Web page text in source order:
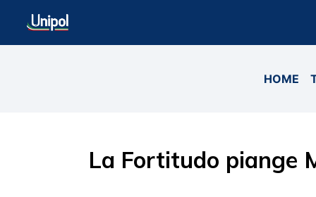
HOME
La Fortitudo piange